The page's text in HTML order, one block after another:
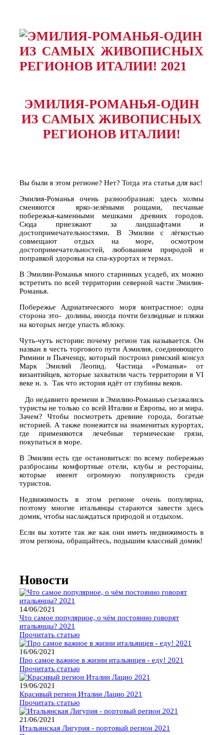
ЭМИЛИЯ-РОМАНЬЯ-ОДИН
ИЗ САМЫХ ЖИВОПИСНЫХ
РЕГИОНОВ ИТАЛИИ!
Вы были в этом регионе? Нет? Тогда эта статья для вас!
Эмилия-Романья очень разнообразная: здесь холмы
сменяются ярко-зелёными рощами, песчаные
побережья-каменными мешками древних городов.
Сюда приезжают за ландшафтами и
достопримечательностями. В Эмилии с лёгкостью
совмещают отдых на море, осмотром
достопримечательностей, любованием природой и
поправкой здоровья на спа-курортах и термах.
В Эмилии-Романья много старинных усадеб, их можно
встретить по всей территории северной части Эмилия-
Романья.
Побережье Адриатического моря контрастное: одна
сторона это- долины, иногда почти безлюдные и пляжи
на которых негде упасть яблоку.⠀
Чуть-чуть истории: почему регион так называется. Он
назван в честь торгового пути Аэмилия, соединяющего
Римини и Пьяченцу, который построил римский консул
Марк Эмилий Леопид. Частица «Романья» от
византийцев, которые захватили часть территории в VI
веке н. э. Так что история идёт от глубины веков.
⠀До недавнего времени в Эмилию-Романью съезжались
туристы не только со всей Италии и Европы, но и мира.
Зачем? Чтобы посмотреть древние города, богатые
историей. А также понежится на знаменитых курортах,
где применяются лечебные термические грязи,
покупаться в море.
В Эмилии есть где остановиться: по всему побережью
разбросаны комфортные отели, клубы и рестораны,
которые имеют огромную популярность среди
туристов.
Недвижимость в этом регионе очень популярна,
поэтому многие итальянцы стараются завести здесь
домик, чтобы наслаждаться природой и отдыхом.
Если вы хотите так же как они иметь недвижимость в
этом региона, обращайтесь, подышим классный домик!
Новости
14/06/2021
Что самое популярное, о чём постоянно говорят
итальянцы? 2021
Прочитать статью
16/06/2021
Про самое важное в жизни итальянцев - еду! 2021
Прочитать статью
19/06/2021
Красивый регион Италии Лацио 2021
Прочитать статью
21/06/2021
Итальянская Лигурия - портовый регион 2021